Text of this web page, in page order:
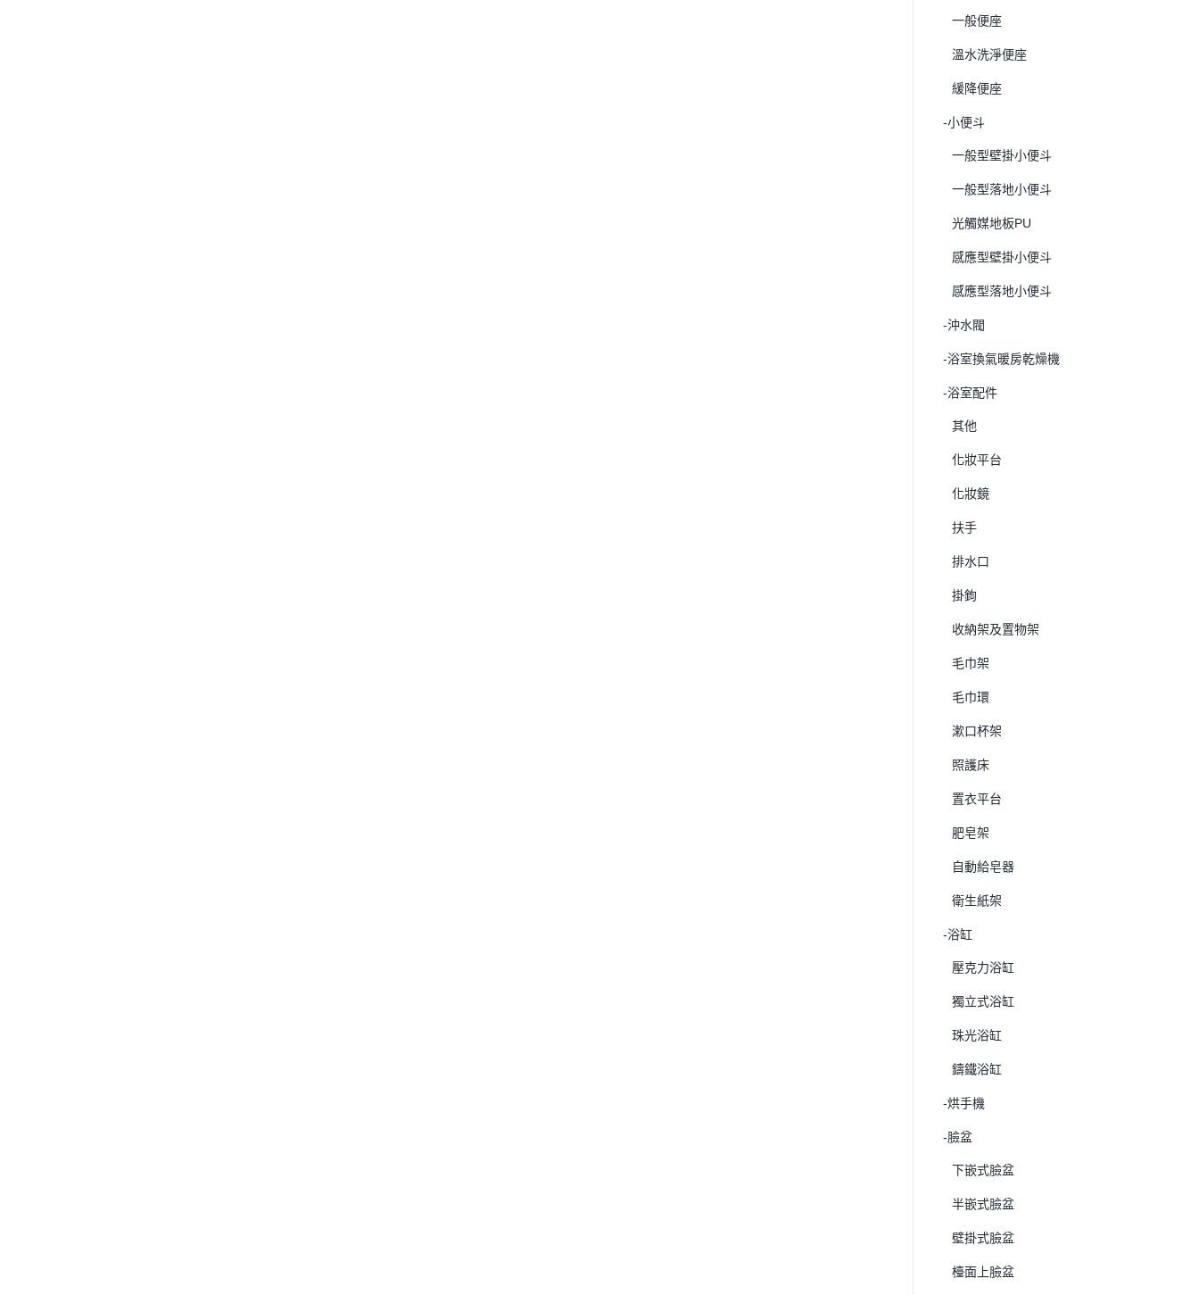
一般便座
溫水洗淨便座
緩降便座
-小便斗
一般型壁掛小便斗
一般型落地小便斗
光觸媒地板PU
感應型壁掛小便斗
感應型落地小便斗
-沖水閥
-浴室換氣暖房乾燥機
-浴室配件
其他
化妝平台
化妝鏡
扶手
排水口
掛鉤
收納架及置物架
毛巾架
毛巾環
漱口杯架
照護床
置衣平台
肥皂架
自動給皂器
衛生紙架
-浴缸
壓克力浴缸
獨立式浴缸
珠光浴缸
鑄鐵浴缸
-烘手機
-臉盆
下嵌式臉盆
半嵌式臉盆
壁掛式臉盆
檯面上臉盆